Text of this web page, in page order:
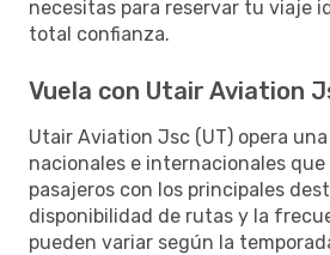
necesitas para reservar tu viaje
total confianza.
Vuela con Utair Aviation
Utair Aviation Jsc (UT) opera
nacionales e internacionales
pasajeros con los principales
disponibilidad de rutas y la
pueden variar según la